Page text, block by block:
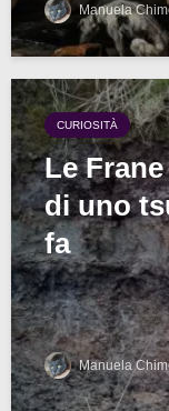
Manuela
CURIOSITÀ
Le
di uno
fa
Manuela